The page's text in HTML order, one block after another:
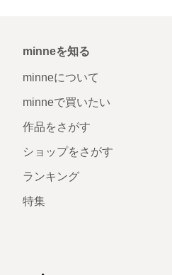
minneを知る
minneについて
minneで買いたい
作品をさがす
ショップをさがす
ランキング
特集